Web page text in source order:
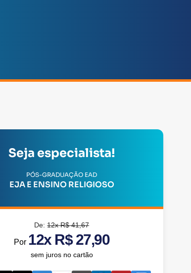
Seja especialista!
PÓS-GRADUAÇÃO EAD
EJA E ENSINO RELIGIOSO
De:12x R$ 41,67
Por 12x R$ 27,90
sem juros no cartão